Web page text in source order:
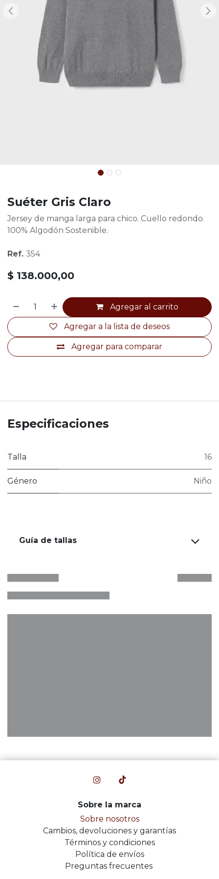
Suéter Gris Claro
Jersey de manga larga para chico. Cuello redondo.
100% Algodón Sostenible.
Ref. 354
$ 138.000,00
Agregar al carrito
Agregar para comparar
Agregar a la lista de deseos
Especificaciones
Talla 16
Género Niño
Guía de tallas
Sobre la marca
Sobre nosotros
Cambios, devoluciones y garantías
Términos y condiciones
Política de envíos
Preguntas frecuentes